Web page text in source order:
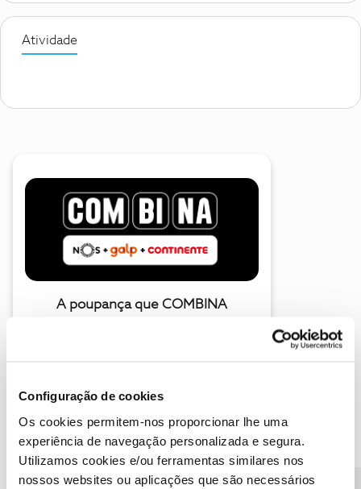
Configuração de cookies
Os cookies permitem-nos proporcionar lhe uma
experiência de navegação personalizada e segura.
Utilizamos cookies e/ou ferramentas similares nos
nossos websites ou aplicações que são necessários
Atividade
A poupança que COMBINA